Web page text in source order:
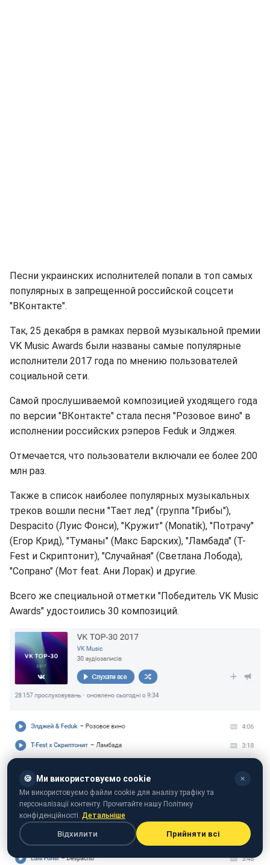
Песни украинских исполнителей попали в топ самых
популярных в запрещенной российской соцсети
"ВКонтакте".
Так, 25 декабря в рамках первой музыкальной премии
VK Music Awards были названы самые популярные
исполнители 2017 года по мнению пользователей
социальной сети.
Самой прослушиваемой композицией уходящего года
по версии "ВКонтакте" стала песня "Розовое вино" в
исполнении российских рэперов Feduk и Элджея.
Отмечается, что пользователи включали ее более 200
млн раз.
Также в список наиболее популярных музыкальных
треков вошли песни "Тает лед" (группа "Грибы"),
Despacito (Луис Фонси), "Кружит" (Monatik), "Потрачу"
(Егор Крид), "Туманы" (Макс Барских), "Ламбада" (T-
Fest и Скриптонит), "Случайная" (Светлана Лобода),
"Сопрано" (Мот feat. Ани Лорак) и другие.
Всего же специальной отметки "Победитель VK Music
Awards" удостоились 30 композиций.
🍪 Ми використовуємо cookie ✕
Ми використовуємо файли cookie для аналізу трафіку та
персоналізації контенту. Прочитайте нашу Політику
конфіденційності. Детальніше
Відхилити Прийняти всі